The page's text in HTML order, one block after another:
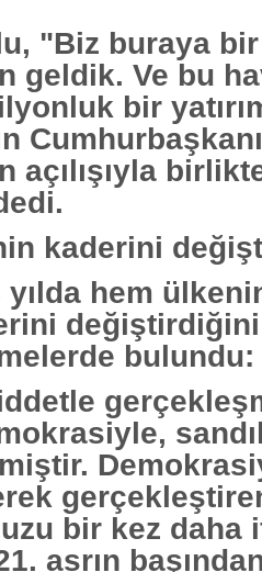
"Biz buraya bir
geldik. Ve bu
bir
açılışıyla
kaderini
hem
bulundu:
bir kez daha
asrın